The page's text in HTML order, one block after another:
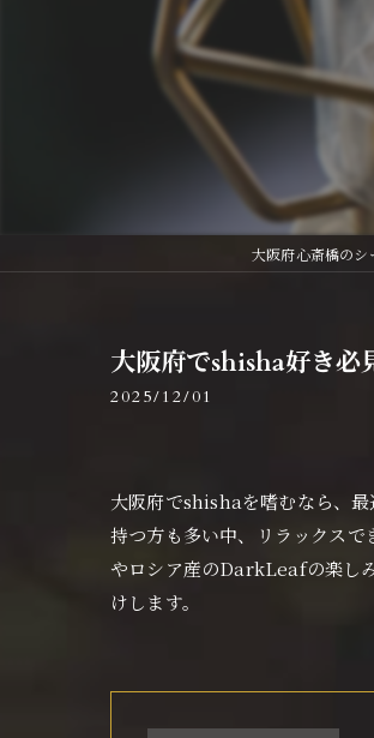
大阪府心斎橋の
大阪府でshisha好き
2025/12/01
大阪府でshishaを嗜むなら、
持つ方も多い中、リラックス
やロシア産のDarkLeafの楽し
けします。